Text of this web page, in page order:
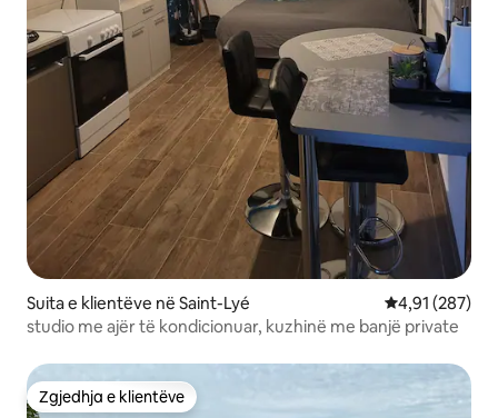
Suita e klientëve në Saint-Lyé Vlerësimi
4,91 (287)
studio me ajër të kondicionuar, kuzhinë me banjë private
Zgjedhja e klientëve
Zgjedhja e klientëve